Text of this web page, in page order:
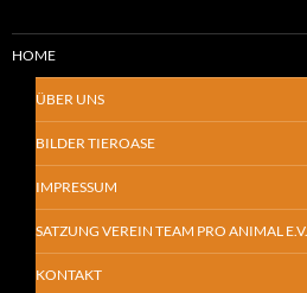
HOME
ÜBER UNS
BILDER TIEROASE
IMPRESSUM
SATZUNG VEREIN TEAM PRO ANIMAL E.V.
KONTAKT